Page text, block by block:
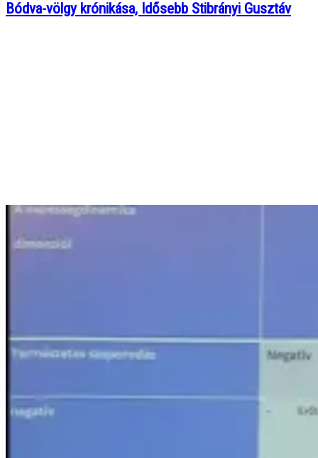
Bódva-völgy krónikása, Idősebb Stibrányi Gusztáv